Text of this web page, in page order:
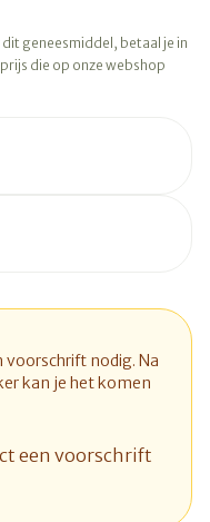
geneesmiddel, betaal je in
die op onze webshop
voorschrift nodig. Na
kan je het komen
een voorschrift